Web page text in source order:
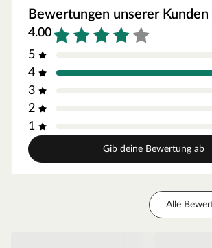
3 Liter Kunststoffeinsatz für Aufgusskübel
Durchmesser
Bewertungen unserer Kunden
4.00
5
4
3
2
1
Gib deine Bewertung ab
Alle